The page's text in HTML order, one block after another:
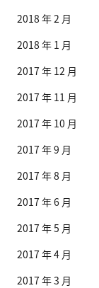
2018 年 2 月
2018 年 1 月
2017 年 12 月
2017 年 11 月
2017 年 10 月
2017 年 9 月
2017 年 8 月
2017 年 6 月
2017 年 5 月
2017 年 4 月
2017 年 3 月